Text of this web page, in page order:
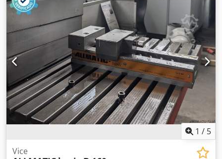
También podemos organizar un transporte económico
para usted. Recibirá una factura oficial. Para clientes
extranjeros, también se puede emitir una factura neta.
Requisito previo es un número de identificación de IVA
válido. Sujeto a venta previa. Visite nuestra tienda y
consulte también nuestras demás ofertas. Los nombres de
empresas y marcas indicados son propiedad de sus
respectivos dueños y solo se utilizan para identificación y
descripción de los productos. Se reservan posibles
desviaciones en los datos técnicos así como errores en la
descripción del artículo. Cjdpfxjyilc Sj Acyjha
1 / 5
Vice